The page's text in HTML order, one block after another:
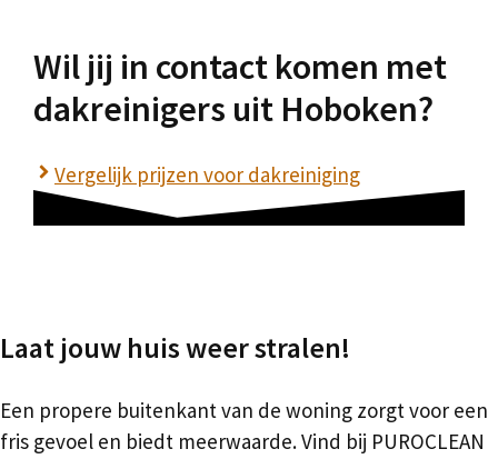
Wil jij in contact komen met
dakreinigers uit Hoboken?
Vergelijk prijzen voor dakreiniging
Laat jouw huis weer stralen!
Een propere buitenkant van de woning zorgt voor een
fris gevoel en biedt meerwaarde. Vind bij PUROCLEAN